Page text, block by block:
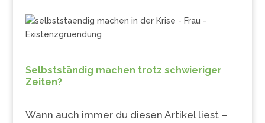
Selbstständig machen trotz schwieriger
Zeiten?
Wann auch immer du diesen Artikel liest –